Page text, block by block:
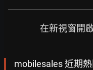
在新視窗開
mobilesales 近期